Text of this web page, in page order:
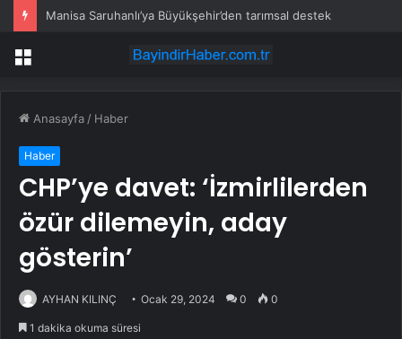
Manisa Saruhanlı’ya Büyükşehir’den tarımsal destek
Menü
Anasayfa / Haber
Haber
CHP’ye davet: ‘İzmirlilerden
özür dilemeyin, aday
gösterin’
AYHAN KILINÇ Ocak 29, 2024 0 0
1 dakika okuma süresi